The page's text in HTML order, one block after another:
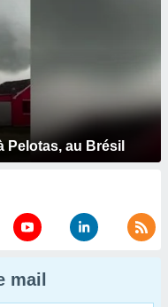
Pelotas, au Brésil
mail